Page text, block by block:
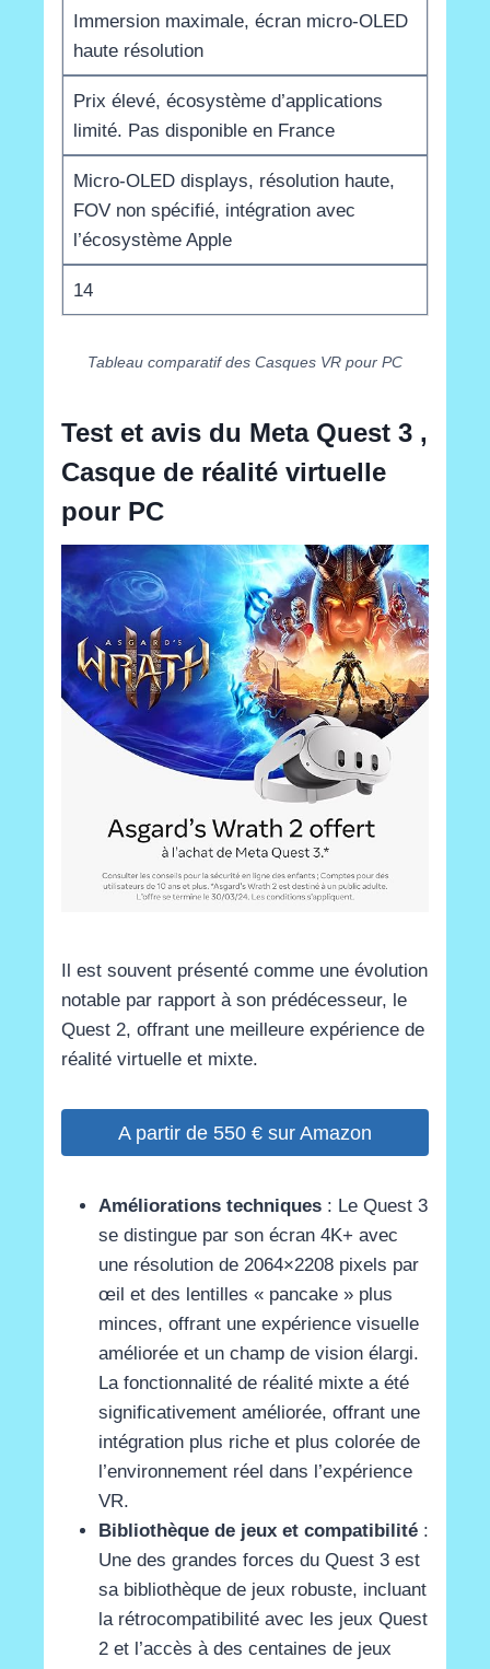
Immersion maximale, écran micro-OLED
haute résolution
Prix élevé, écosystème d’applications
limité. Pas disponible en France
Micro-OLED displays, résolution haute,
FOV non spécifié, intégration avec
l’écosystème Apple
14
Tableau comparatif des Casques VR pour PC
Test et avis du Meta Quest 3 ,
Casque de réalité virtuelle
pour PC
Il est souvent présenté comme une évolution
notable par rapport à son prédécesseur, le
Quest 2, offrant une meilleure expérience de
réalité virtuelle et mixte.
A partir de 550 € sur Amazon
Améliorations techniques : Le Quest 3
se distingue par son écran 4K+ avec
une résolution de 2064×2208 pixels par
œil et des lentilles « pancake » plus
minces, offrant une expérience visuelle
améliorée et un champ de vision élargi.
La fonctionnalité de réalité mixte a été
significativement améliorée, offrant une
intégration plus riche et plus colorée de
l’environnement réel dans l’expérience
VR​​.
Bibliothèque de jeux et compatibilité :
Une des grandes forces du Quest 3 est
sa bibliothèque de jeux robuste, incluant
la rétrocompatibilité avec les jeux Quest
2 et l’accès à des centaines de jeux